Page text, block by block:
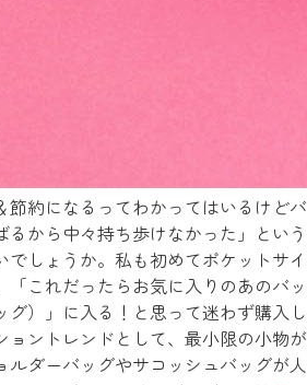
節約になるってわかってはいるけどバ
るから中々持ち歩けなかった」という
しょうか。私も初めてポケットサイ
「これだったらお気に入りのあのバッ
グ）」に入る！と思って迷わず購入し
ョントレンドとして、最小限の小物が
ダーバッグやサコッシュバッグが人